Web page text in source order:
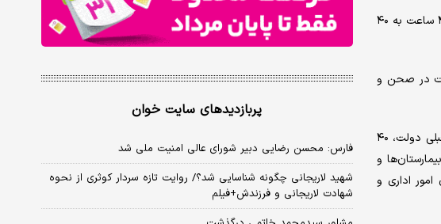
سخنگوی هیأت رئیسه مجلس اضافه کرد: پس از بررسی در کمیسیون اجتماعی با تعطیلی پنجشنبه‌ها و کاهش ساعات کاری از ۴۴ ساعت به ۴۰
تعطیلات در صحن و
پیش از این «ولی داداشی» نماینده مردم آستارا و سخنگوی کمیسیون اجتماعی مجلس در این باره گفته بود: با تأیید پیشنهاد قبلی دولت، ۴۰
و
اداری و
پربازدیدهای سایت خوان
فارس: محسن رضایی دبیر شورای عالی امنیت ملی شد
شهید لاریجانی چگونه شناسایی شد؟/ روایت تازه سردار کوثری از نحوه
شهادت لاریجانی و فرزندش+فیلم